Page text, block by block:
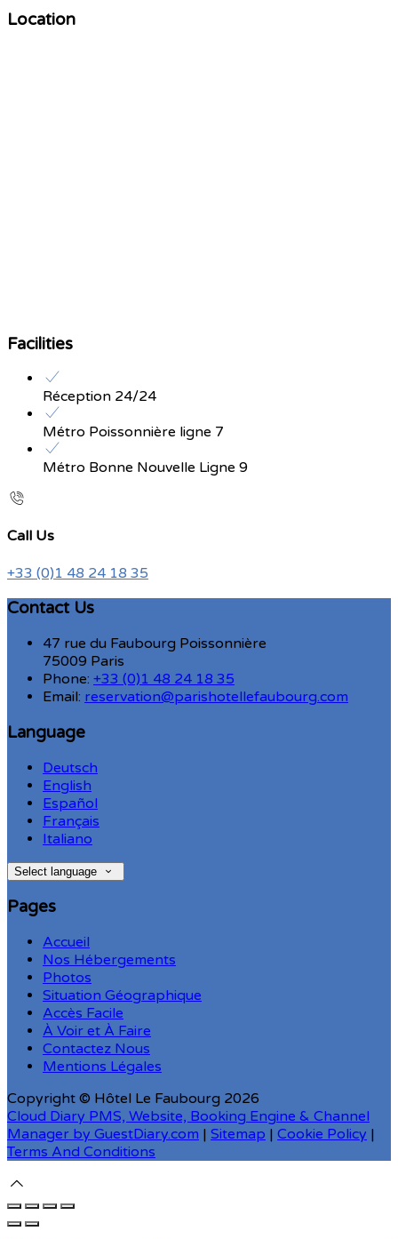
Location
Facilities
Réception 24/24
Métro Poissonnière ligne 7
Métro Bonne Nouvelle Ligne 9
Call Us
+33 (0)1 48 24 18 35
Contact Us
47 rue du Faubourg Poissonnière
75009 Paris
Phone: +33 (0)1 48 24 18 35
Email: reservation@parishotellefaubourg.com
Language
Deutsch
English
Español
Français
Italiano
Select language
Pages
Accueil
Nos Hébergements
Photos
Situation Géographique
Accès Facile
À Voir et À Faire
Contactez Nous
Mentions Légales
Copyright © Hôtel Le Faubourg 2026
Cloud Diary PMS, Website, Booking Engine & Channel
Manager by GuestDiary.com | Sitemap | Cookie Policy |
Terms And Conditions